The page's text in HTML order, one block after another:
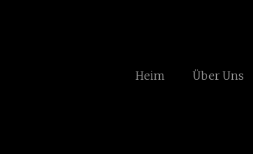
Heim Über Uns